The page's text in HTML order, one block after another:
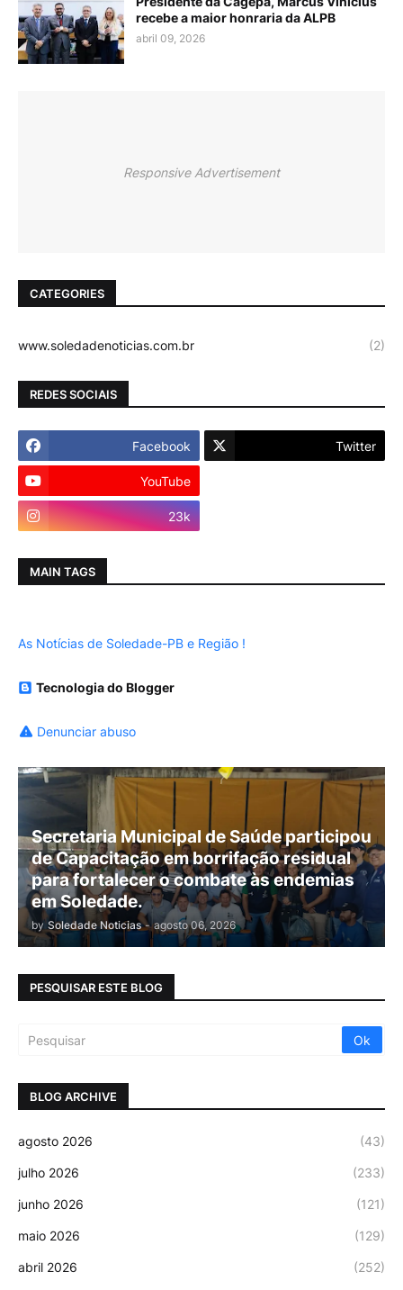
recebe a maior honraria da ALPB
abril 09, 2026
Responsive Advertisement
CATEGORIES
www.soledadenoticias.com.br (2)
REDES SOCIAIS
Facebook Twitter
YouTube
23k
MAIN TAGS
As Notícias de Soledade-PB e Região !
Tecnologia do Blogger
Denunciar abuso
Secretaria Municipal de Saúde participou
de Capacitação em borrifação residual
para fortalecer o combate às endemias
em Soledade.
by Soledade Noticias - agosto 06, 2026
PESQUISAR ESTE BLOG
BLOG ARCHIVE
agosto 2026 (43)
julho 2026 (233)
junho 2026 (121)
maio 2026 (129)
abril 2026 (252)